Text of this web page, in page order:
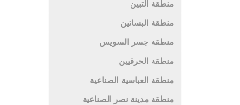
منطقة التبين
منطقة البساتين
منطقة جسر السويس
منطقة الحرفيين
منطقة العباسية الصناعية
منطقة مدينة نصر الصناعية